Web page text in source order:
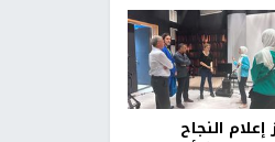
إعلام النجاح